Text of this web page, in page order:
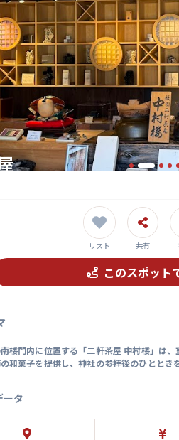
リスト 共有
このスポット
楼門内に位置する「二軒茶屋 中村楼」は
和菓子を提供し、神社の参拝後のひととき
ータ